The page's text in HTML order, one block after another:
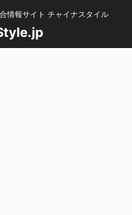
情報サイト チャイナスタイル